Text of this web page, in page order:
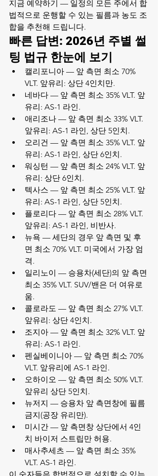
지금 예약하기 — 일정의 모든 주에서 합
법적으로 운행할 수 있는 필름과 농도 조
합을 추천해 드립니다.
빠른 답변: 2026년 주별 썰
팅 법규 한눈에 보기
캘리포니아 — 앞 측면 최소 70%
VLT. 앞유리: 상단 4인치만.
네바다 — 앞 측면 최소 35% VLT. 앞
유리: AS-1 라인.
애리조나 — 앞 측면 최소 33% VLT.
앞유리: AS-1 라인, 상단 5인치.
오리건 — 앞 측면 최소 35% VLT. 앞
유리: AS-1 라인, 상단 6인치.
워싱턴 — 앞 측면 최소 24% VLT. 앞
유리: 상단 6인치.
텍사스 — 앞 측면 최소 25% VLT. 앞
유리: AS-1 라인, 상단 5인치.
플로리다 — 앞 측면 최소 28% VLT.
앞유리: AS-1 라인, 비반사.
뉴욕 — 세단의 경우 앞 측면 및 후
면 최소 70% VLT. 미국에서 가장 엄
격.
일리노이 — 승용차(세단)의 앞 측면
최소 35% VLT. SUV/밴은 더 여유로
움.
콜로라도 — 앞 측면 최소 27% VLT.
앞유리: 상단 4인치.
조지아 — 앞 측면 최소 32% VLT. 앞
유리: AS-1 라인.
펜실베이니아 — 앞 측면 최소 70%
VLT. 앞유리에 AS-1 라인.
오하이오 — 앞 측면 최소 50% VLT.
앞유리 상단 5인치.
뉴저지 — 승용차 앞 측면창에 필름
금지(공장 유리만).
미시간 — 앞 측면창 상단에서 4인
치 바이저 스트립만 허용.
매사추세츠 — 앞 측면 최소 35%
VLT. AS-1 라인.